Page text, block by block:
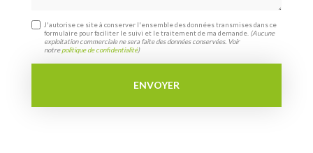
J'autorise ce site à conserver l'ensemble des données transmises dans ce
formulaire pour faciliter le suivi et le traitement de ma demande. (Aucune
exploitation commerciale ne sera faite des données conservées. Voir
notrepolitique de confidentialité)